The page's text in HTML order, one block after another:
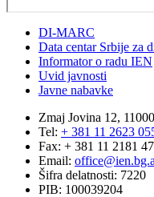
DI-MARC
Data centar Srbije za
Informator o radu IEN
Uvid javnosti
Javne nabavke
Zmaj Jovina 12,
Tel: + 381 11 2623
Fax: + 381 11 2181
Email:
Šifra delatnosti: 7220
PIB: 100039204